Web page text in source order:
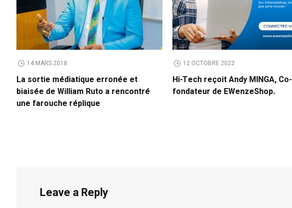
14 MARS 2018
La sortie médiatique erronée et
biaisée de William Ruto a rencontré
une farouche réplique
12 OCTOBRE 2022
Hi-Tech reçoit Andy MINGA, Co-
fondateur de EWenzeShop.
Leave a Reply